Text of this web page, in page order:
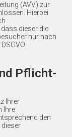
(AVV) zur
Hierbei
dieser die
nur nach
Pflicht­
Ihrer
Ihre
den